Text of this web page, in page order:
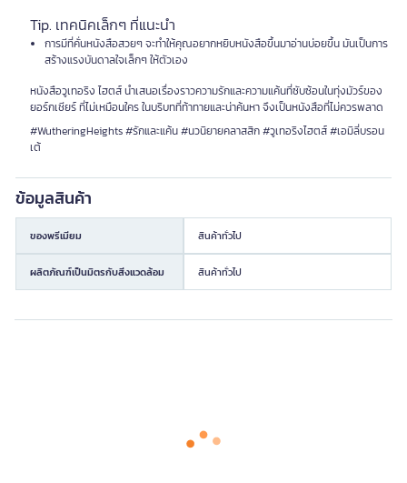
Tip. เทคนิคเล็กๆ ที่แนะนำ
การมีที่คั่นหนังสือสวยๆ จะทำให้คุณอยากหยิบหนังสือขึ้นมาอ่านบ่อยขึ้น มันเป็นการ
สร้างแรงบันดาลใจเล็กๆ ให้ตัวเอง
หนังสือวูเทอริง ไฮตส์ นำเสนอเรื่องราวความรักและความแค้นที่ซับซ้อนในทุ่งมัวร์ของ
ยอร์กเชียร์ ที่ไม่เหมือนใคร ในบริบทที่ท้าทายและน่าค้นหา จึงเป็นหนังสือที่ไม่ควรพลาด
#WutheringHeights #รักและแค้น #นวนิยายคลาสสิก #วูเทอริงไฮตส์ #เอมิลี่บรอน
เต้
ข้อมูลสินค้า
ของพรีเมียม สินค้าทั่วไป
ผลิตภัณฑ์เป็นมิตรกับสิ่งแวดล้อม สินค้าทั่วไป